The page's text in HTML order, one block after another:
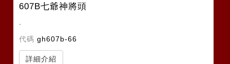
607B七爺神將頭
代碼 gh607b-66
詳細介紹